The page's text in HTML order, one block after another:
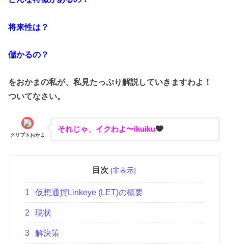
将来性は？
儲かるの？
をおかまの私が、私見たっぷり解説していきますわよ！
ついてなさい。
クリプトおかま
それじゃ、イクわよ〜ikuiku
目次 [非表示]
1 仮想通貨Linkeye (LET)の概要
2 現状
3 解決策